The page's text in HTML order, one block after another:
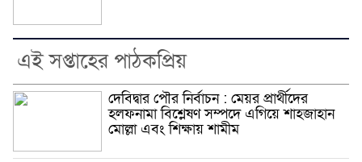
এই সপ্তাহের পাঠকপ্রিয়
দেবিদ্বার পৌর নির্বাচন : মেয়র প্রার্থীদের
হলফনামা বিশ্লেষণ সম্পদে এগিয়ে শাহজাহান
মোল্লা এবং শিক্ষায় শামীম